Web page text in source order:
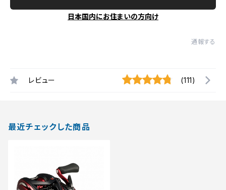
日本国内にお住まいの方向け
通報する
レビュー (111)
最近チェックした商品